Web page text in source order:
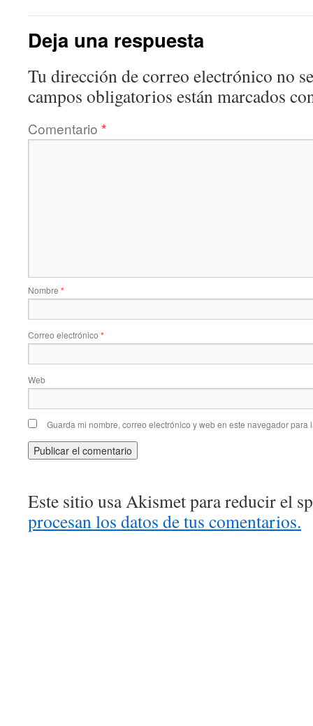
Deja una respuesta
Tu dirección de correo electrónico no
campos obligatorios están marcados
Comentario *
Nombre *
Correo electrónico *
Web
Guarda mi nombre, correo electrónico y web en este navegador para
Este sitio usa Akismet para reducir el
procesan los datos de tus comentarios.